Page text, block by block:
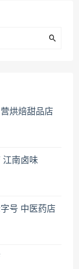
烘焙甜品店
江南卤味
号 中医药店